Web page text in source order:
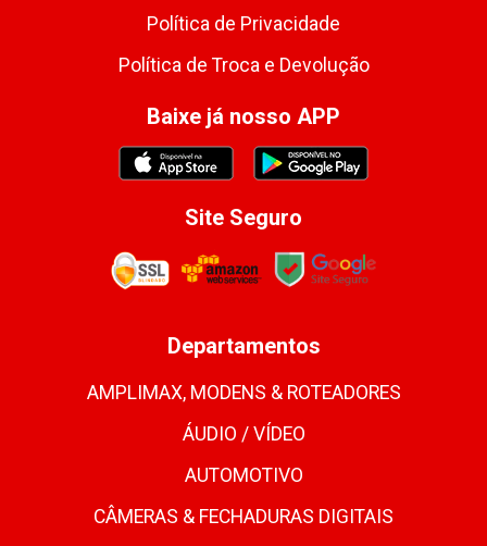
Política de Privacidade
Política de Troca e Devolução
Baixe já nosso APP
Site Seguro
Departamentos
AMPLIMAX, MODENS & ROTEADORES
ÁUDIO / VÍDEO
AUTOMOTIVO
CÂMERAS & FECHADURAS DIGITAIS